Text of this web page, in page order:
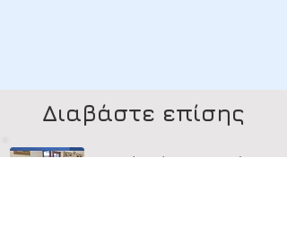
Διαβάστε επίσης
Μετατροπή του χώρου του Δημοτικού